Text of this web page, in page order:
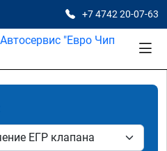
+7 4742 20-07-63